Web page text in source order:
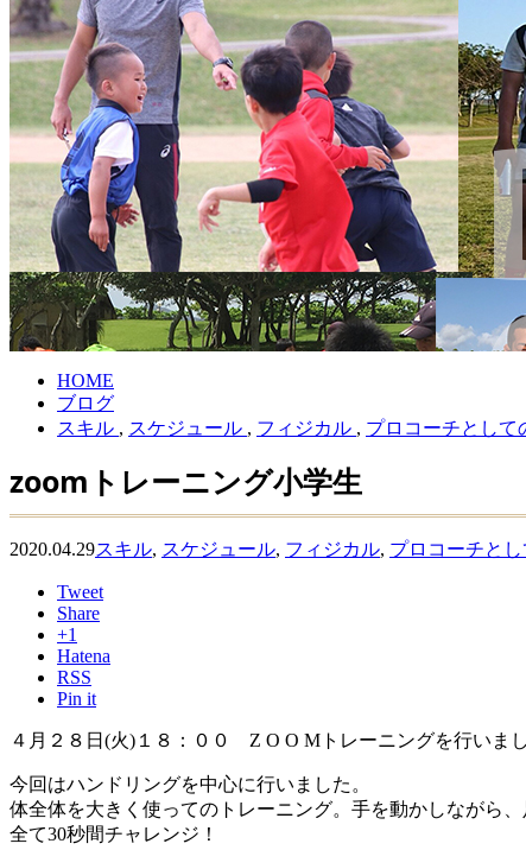
HOME
ブログ
スキル , スケジュール , フィジカル , プロコーチとして
zoomトレーニング小学生
2020.04.29スキル, スケジュール, フィジカル, プロコーチと
Tweet
Share
+1
Hatena
RSS
Pin it
４月２８日(火)１８：００ Z O O Mトレーニングを行いまし
今回はハンドリングを中心に行いました。
体全体を大きく使ってのトレーニング。手を動かしながら
全て30秒間チャレンジ！